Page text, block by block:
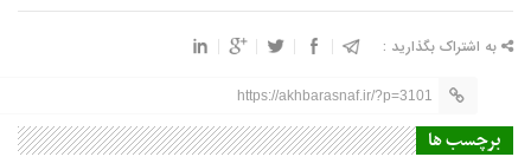
به اشتراک بگذارید :
https://akhbarasnaf.ir/?p=3101
برچسب ها